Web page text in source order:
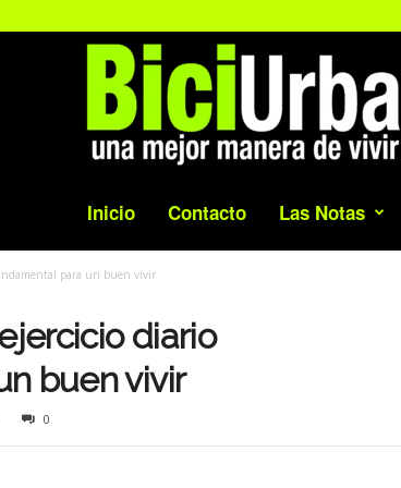
Inicio Contacto Las Notas
para un buen vivir
diario
buen vivir
0